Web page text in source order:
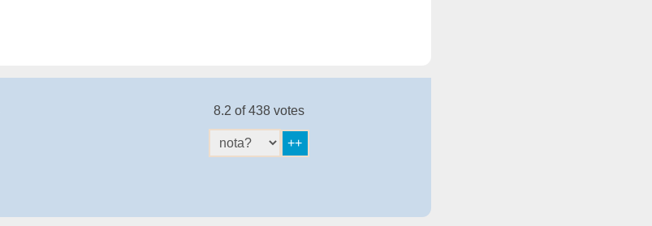
8.2 of 438 votes